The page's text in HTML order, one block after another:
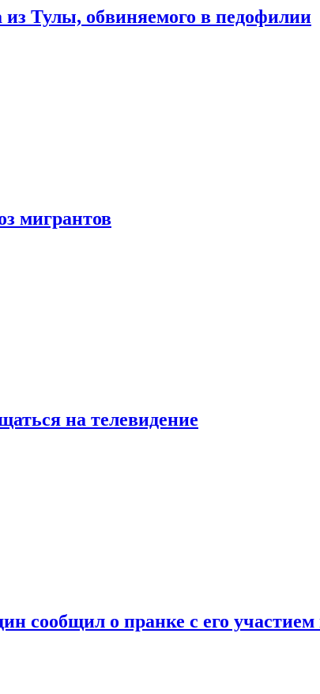
Тулы, обвиняемого в педофилии
мигрантов
на телевидение
сообщил о пранке с его